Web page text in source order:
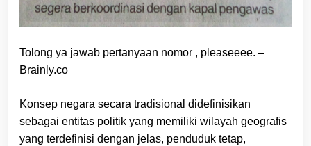
Tolong ya jawab pertanyaan nomor , pleaseeee. –
Brainly.co
Konsep negara secara tradisional didefinisikan
sebagai entitas politik yang memiliki wilayah geografis
yang terdefinisi dengan jelas, penduduk tetap,